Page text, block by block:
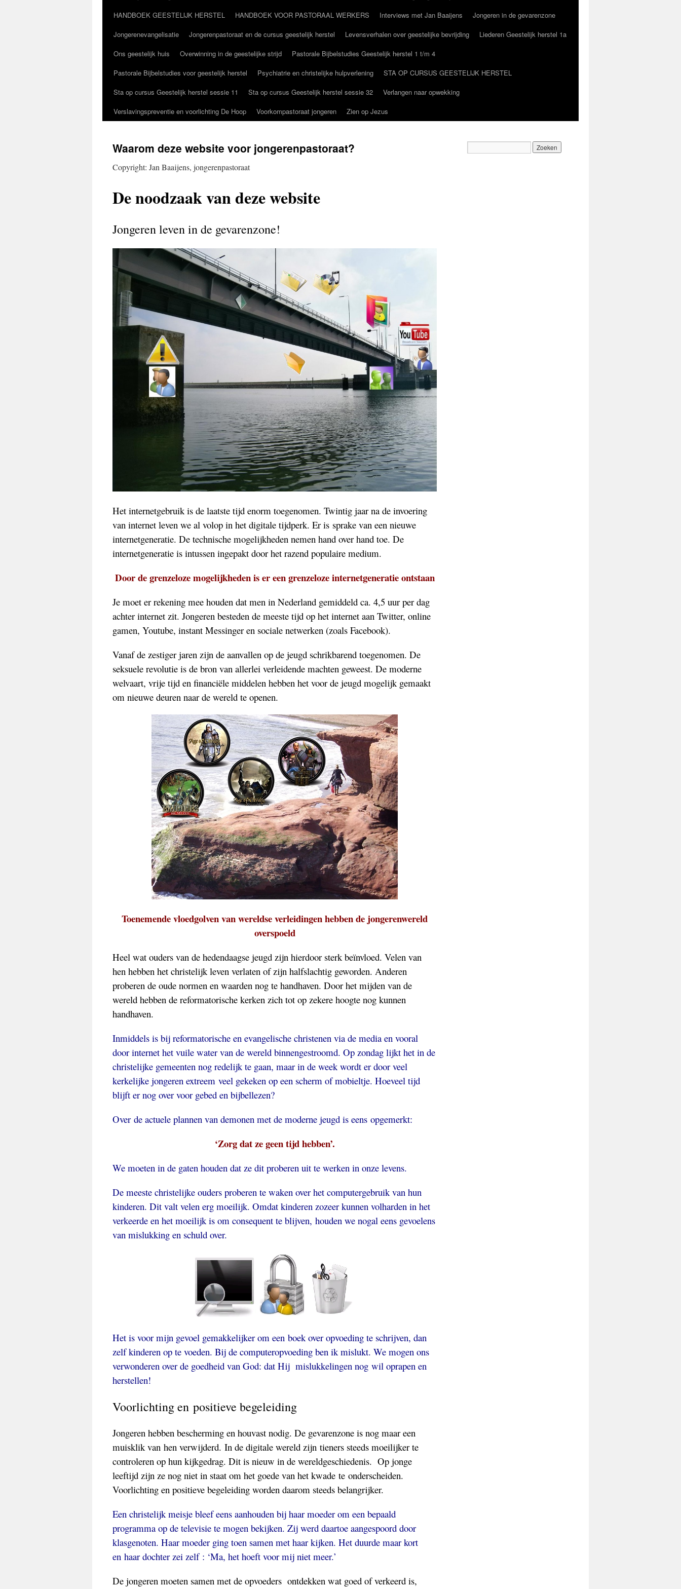
HANDBOEK GEESTELIJK HERSTEL
HANDBOEK VOOR PASTORAAL WERKERS Interviews met Jan Baaijens
Jongeren in de gevarenzone
Jongerenevangelisatie
Jongerenpastoraat en de cursus geestelijk herstel Levensverhalen over geestelijke bevrijding
Liederen Geestelijk herstel 1a
Ons geestelijk huis
Overwinning in de geestelijke strijd
Pastorale Bijbelstudies Geestelijk herstel 1 t/m 4
Pastorale Bijbelstudies voor geestelijk herstel
Psychiatrie en christelijke hulpverlening
STA OP CURSUS GEESTELIJK HERSTEL
Sta op cursus Geestelijk herstel sessie 11
Sta op cursus Geestelijk herstel sessie 32
Verlangen naar opwekking
Verslavingspreventie en voorlichting De Hoop
Voorkompastoraat jongeren Zien op Jezus
Waarom deze website voor jongerenpastoraat?
Copyright: Jan Baaijens, jongerenpastoraat
De noodzaak van deze website
Jongeren leven in de gevarenzone!
Het internetgebruik is de laatste tijd enorm toegenomen. Twintig jaar na de invoering
van internet leven we al volop in het digitale tijdperk. Er is sprake van een nieuwe
internetgeneratie. De technische mogelijkheden nemen hand over hand toe. De
internetgeneratie is intussen ingepakt door het razend populaire medium.
Door de grenzeloze mogelijkheden is er een grenzeloze internetgeneratie ontstaan
Je moet er rekening mee houden dat men in Nederland gemiddeld ca. 4,5 uur per dag
achter internet zit. Jongeren besteden de meeste tijd op het internet aan Twitter, online
gamen, Youtube, instant Messinger en sociale netwerken (zoals Facebook).
Vanaf de zestiger jaren zijn de aanvallen op de jeugd schrikbarend toegenomen. De
seksuele revolutie is de bron van allerlei verleidende machten geweest. De moderne
welvaart, vrije tijd en financiële middelen hebben het voor de jeugd mogelijk gemaakt
om nieuwe deuren naar de wereld te openen.
Toenemende vloedgolven van wereldse verleidingen hebben de jongerenwereld
overspoeld
Heel wat ouders van de hedendaagse jeugd zijn hierdoor sterk beïnvloed. Velen van
hen hebben het christelijk leven verlaten of zijn halfslachtig geworden. Anderen
proberen de oude normen en waarden nog te handhaven. Door het mijden van de
wereld hebben de reformatorische kerken zich tot op zekere hoogte nog kunnen
handhaven.
Inmiddels is bij reformatorische en evangelische christenen via de media en vooral
door internet het vuile water van de wereld binnengestroomd. Op zondag lijkt het in de
christelijke gemeenten nog redelijk te gaan, maar in de week wordt er door veel
kerkelijke jongeren extreem veel gekeken op een scherm of mobieltje. Hoeveel tijd
blijft er nog over voor gebed en bijbellezen?
Over de actuele plannen van demonen met de moderne jeugd is eens opgemerkt:
‘Zorg dat ze geen tijd hebben’.
We moeten in de gaten houden dat ze dit proberen uit te werken in onze levens.
De meeste christelijke ouders proberen te waken over het computergebruik van hun
kinderen. Dit valt velen erg moeilijk. Omdat kinderen zozeer kunnen volharden in het
verkeerde en het moeilijk is om consequent te blijven, houden we nogal eens gevoelens
van mislukking en schuld over.
Het is voor mijn gevoel gemakkelijker om een boek over opvoeding te schrijven, dan
zelf kinderen op te voeden. Bij de computeropvoeding ben ik mislukt. We mogen ons
verwonderen over de goedheid van God: dat Hij mislukkelingen nog wil oprapen en
herstellen!
Voorlichting en positieve begeleiding
Jongeren hebben bescherming en houvast nodig. De gevarenzone is nog maar een
muisklik van hen verwijderd. In de digitale wereld zijn tieners steeds moeilijker te
controleren op hun kijkgedrag. Dit is nieuw in de wereldgeschiedenis. Op jonge
leeftijd zijn ze nog niet in staat om het goede van het kwade te onderscheiden.
Voorlichting en positieve begeleiding worden daarom steeds belangrijker.
Een christelijk meisje bleef eens aanhouden bij haar moeder om een bepaald
programma op de televisie te mogen bekijken. Zij werd daartoe aangespoord door
klasgenoten. Haar moeder ging toen samen met haar kijken. Het duurde maar kort
en haar dochter zei zelf : ‘Ma, het hoeft voor mij niet meer.’
De jongeren moeten samen met de opvoeders ontdekken wat goed of verkeerd is,